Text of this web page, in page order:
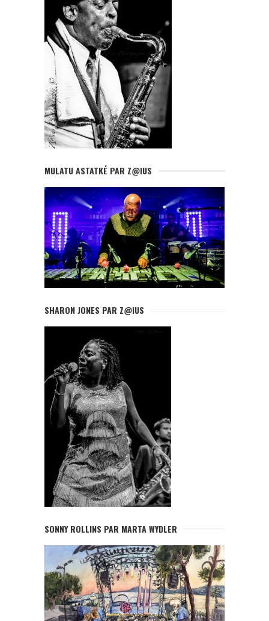
MULATU ASTATKÉ PAR Z@IUS
SHARON JONES PAR Z@IUS
SONNY ROLLINS PAR MARTA WYDLER